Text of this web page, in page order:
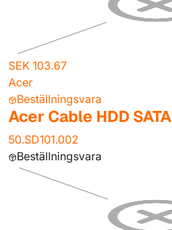
SEK 103.67
Acer
Beställningsvara
Acer Cable HDD SATA
50.SD101.002
Beställningsvara